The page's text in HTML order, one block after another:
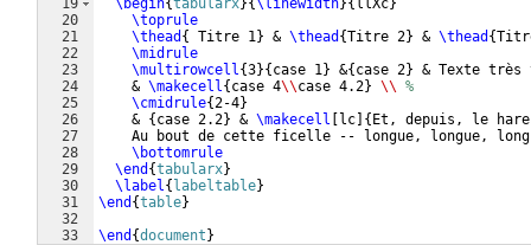
19
20
21
22
23
24
25
26
27
28
29
30
31
32
33
\begin{tabularx}{\linewidth}{ llXc}
\toprule
\thead { Titre 1} & \thead {Titre 2} & \thead {
\midrule
\multirowcell{3}{ case 1} &{ case 2} & Texte très
    &
\makecell{ case 4\\case 4.2} \\ %
\cmidrule{2-4}
    &
{ case 2.2} & \makecell lc { Et, depuis, le
Au bout de cette ficelle -- longue, longue,
\bottomrule
\end {tabularx}
\label{ labeltable}
\end {table}
\end {document }